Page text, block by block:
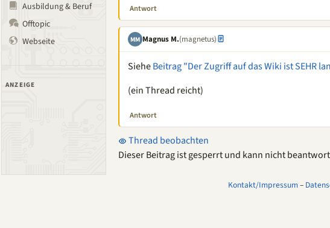
Ausbildung & Beruf
Offtopic
Webseite
ANZEIGE
Antwort
MM Magnus M.(magnetus)
SieheBeitrag "Der Zugriff auf das Wiki ist SEHR
(ein Thread reicht)
Antwort
Thread beobachten
Dieser Beitrag ist gesperrt und kann nicht
Kontakt/Impressum–